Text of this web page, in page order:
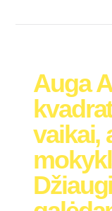
Auga
vaikai,